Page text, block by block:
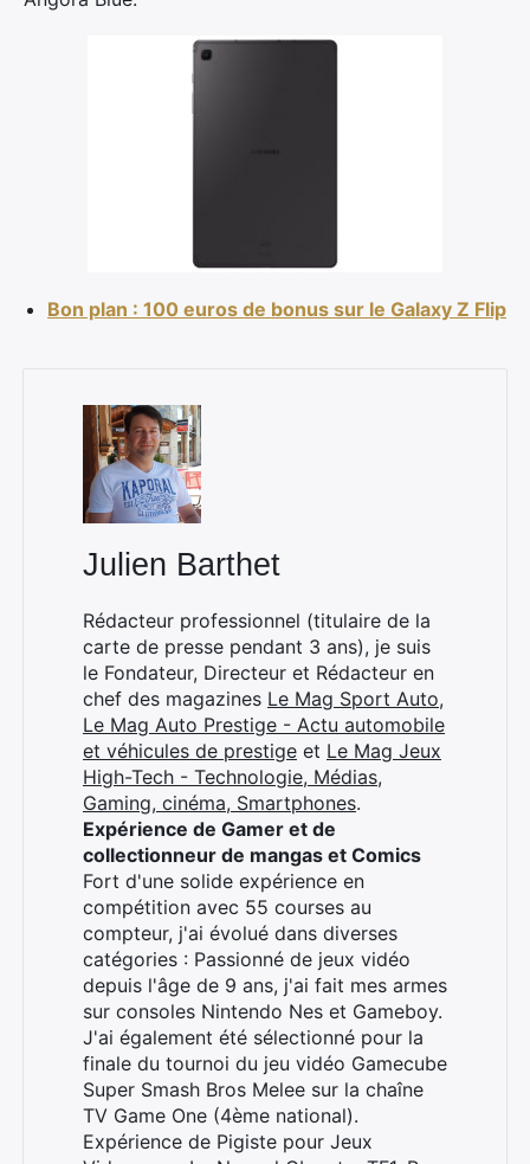
Bon plan : 100 euros de bonus sur le Galaxy Z Flip
Julien Barthet
Rédacteur professionnel (titulaire de la
carte de presse pendant 3 ans), je suis
le Fondateur, Directeur et Rédacteur en
chef des magazines Le Mag Sport Auto,
Le Mag Auto Prestige - Actu automobile
et véhicules de prestige et Le Mag Jeux
High-Tech - Technologie, Médias,
Gaming, cinéma, Smartphones.
Expérience de Gamer et de
collectionneur de mangas et Comics
Fort d'une solide expérience en
compétition avec 55 courses au
compteur, j'ai évolué dans diverses
catégories : Passionné de jeux vidéo
depuis l'âge de 9 ans, j'ai fait mes armes
sur consoles Nintendo Nes et Gameboy.
J'ai également été sélectionné pour la
finale du tournoi du jeu vidéo Gamecube
Super Smash Bros Melee sur la chaîne
TV Game One (4ème national).
Expérience de Pigiste pour Jeux